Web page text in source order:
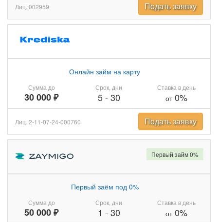
Лиц. 002959 Подать заявку
Сумма до
30 000 ₽
Онлайн займ на карту
Срок, дни
5- 30
Ставка в день
от0%
Лиц. 2-11-07-24-000760 Подать заявку
Сумма до
50 000 ₽
Первый заём под 0%
Срок, дни
1 - 30
Ставка в день
от0%
Первый займ 0%